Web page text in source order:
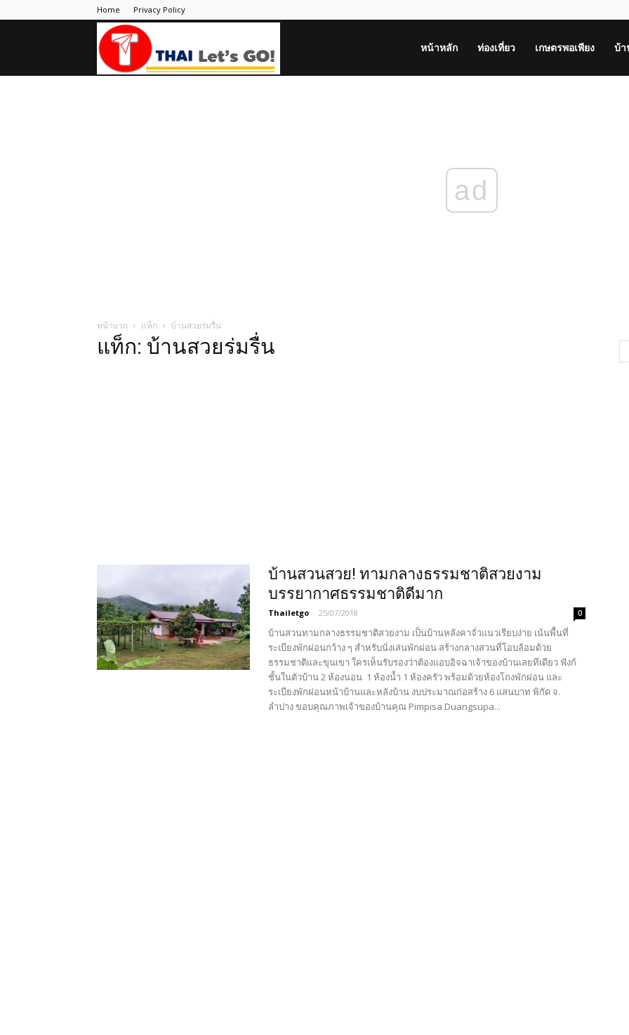
Home Privacy Policy
หน้าหลัก ท่องเที่ยว เกษตรพอเพียง บ้
ad
หน้าแรก แท็ก บ้านสวยร่มรื่น
แท็ก: บ้านสวยร่มรื่น
บ้านสวนสวย! ทามกลางธรรมชาติสวยงาม
บรรยากาศธรรมชาติดีมาก
Thailetgo - 25/07/2018 0
บ้านสวนทามกลางธรรมชาติสวยงาม เป็นบ้านหลังคาจั่วแนวเรียบง่าย เน้นพื้นที่
ระเบียงพักผ่อนกว้าง ๆ สำหรับนั่งเล่นพักผ่อน สร้างกลางสวนที่โอบล้อมด้วย
ธรรมชาติและขุนเขา ใครเห็นรับรองว่าต้องแอบอิจฉาเจ้าของบ้านเลยทีเดียว ฟังก์
ชั้นในตัวบ้าน 2 ห้องนอน 1 ห้องน้ำ 1 ห้องครัว พร้อมด้วยห้องโถงพักผ่อน และ
ระเบียงพักผ่อนหน้าบ้านและหลังบ้าน งบประมาณก่อสร้าง 6 แสนบาท พิกัด จ.
ลำปาง ขอบคุณภาพเจ้าของบ้านคุณ Pimpisa Duangsupa...